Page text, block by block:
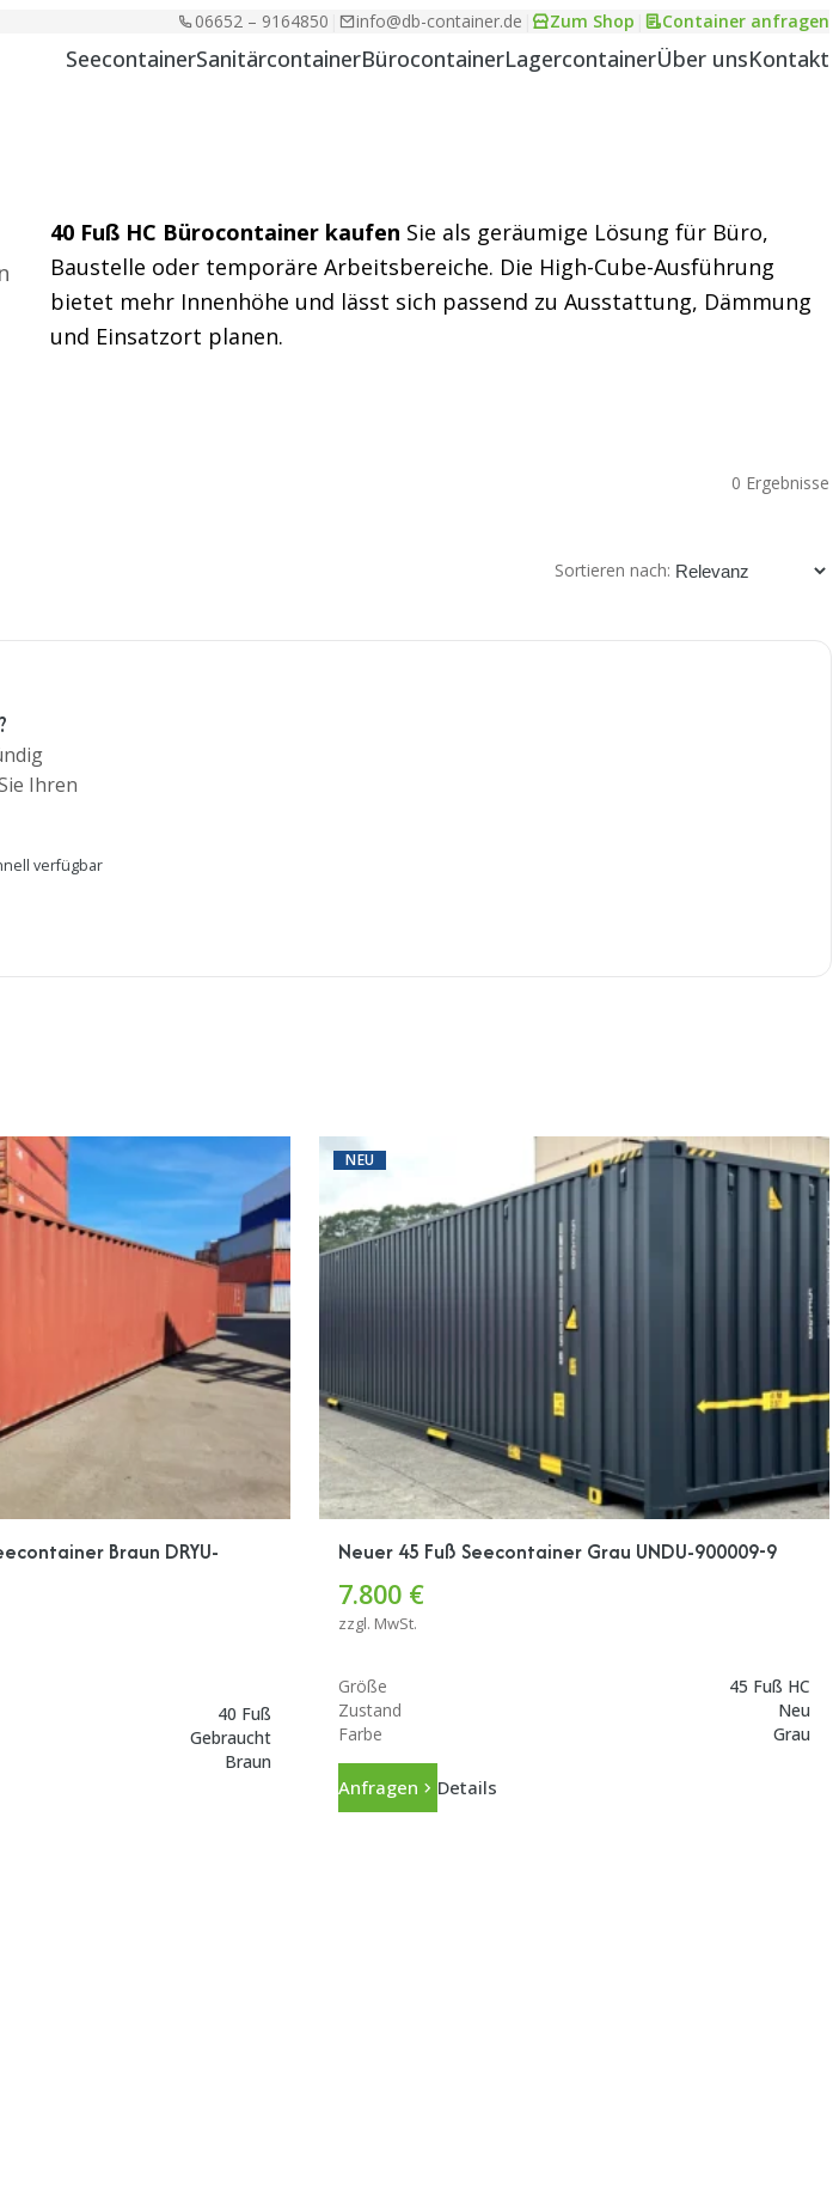
06652 – 9164850 info@db-container.de Zum Shop Container anfragen
SeecontainerSanitärcontainerBürocontainerLagercontainerÜber unsKontakt
40 Fuß HC Bürocontainer kaufen Sie als geräumige Lösung für Büro,
Baustelle oder temporäre Arbeitsbereiche. Die High-Cube-Ausführung
bietet mehr Innenhöhe und lässt sich passend zu Ausstattung, Dämmung
und Einsatzort planen.
0 Ergebnisse
Sortieren nach:
Ihren
verfügbar
Braun DRYU-
40 Fuß
Gebraucht
Braun
NEU
Neuer 45 Fuß Seecontainer Grau UNDU-900009-9
7.800 €
zzgl. MwSt.
Größe
45 Fuß HC
Zustand
Neu
Farbe
Grau
Anfragen Details